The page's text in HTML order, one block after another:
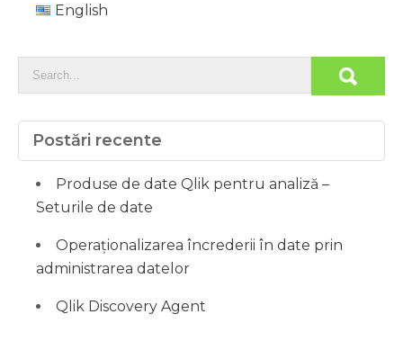
English
Postări recente
Produse de date Qlik pentru analiză –
Seturile de date
Operaționalizarea încrederii în date prin
administrarea datelor
Qlik Discovery Agent